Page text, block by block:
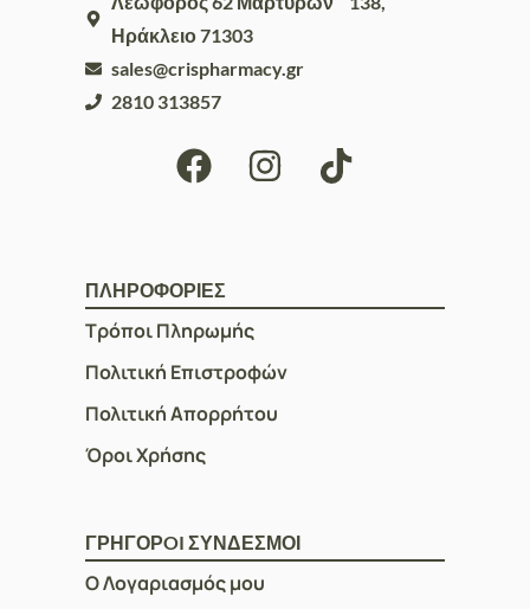
Ηράκλειο 71303
sales@crispharmacy.gr
2810 313857
ΠΛΗΡΟΦΟΡΙΕΣ
Τρόποι Πληρωμής
Πολιτική Επιστροφών
Πολιτική Απορρήτου
Όροι Χρήσης
ΓΡΗΓΟΡOI ΣΥΝΔΕΣΜΟΙ
Ο Λογαριασμός μου